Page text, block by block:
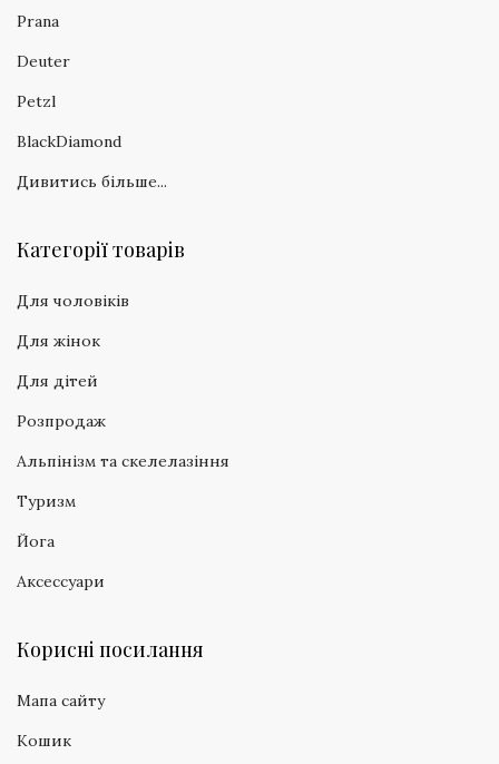
Prana
Deuter
Petzl
BlackDiamond
Дивитись більше...
Категорії товарів
Для чоловіків
Для жінок
Для дітей
Розпродаж
Альпінізм та скелелазіння
Туризм
Йога
Аксессуари
Корисні посилання
Мапа сайту
Кошик